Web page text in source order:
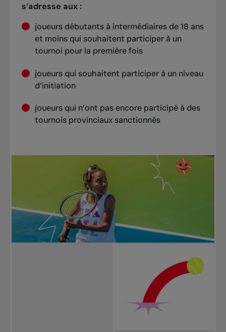
s’adresse aux :
joueurs débutants à intermédiaires de 18 ans
et moins qui souhaitent participer à un
tournoi pour la première fois
joueurs qui souhaitent participer à un niveau
d’initiation
joueurs qui n’ont pas encore participé à des
tournois provinciaux sanctionnés